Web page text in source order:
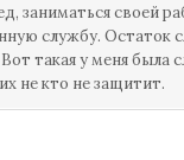
заниматься своей
службу. Остаток
такая у меня
не кто не защитит.